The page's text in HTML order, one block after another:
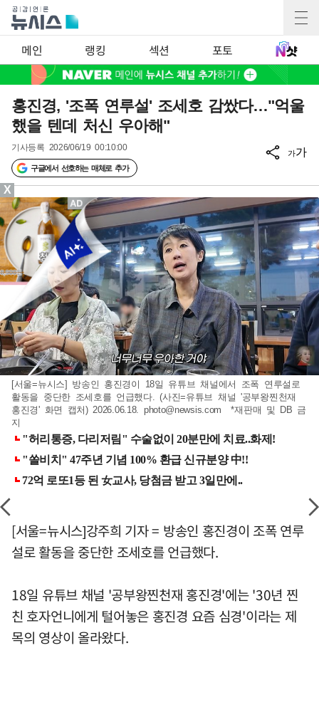
메인 랭킹 섹션 포토
홍진경, '조폭 연루설' 조세호 감쌌다…"억울
했을 텐데 처신 우아해"
기사등록 2026/06/19 00:10:00
구글에서 선호하는 매체로 추가
가가
[서울=뉴시스] 방송인 홍진경이 18일 유튜브 채널에서 조폭 연루설로
활동을 중단한 조세호를 언급했다. (사진=유튜브 채널 '공부왕찐천재
홍진경' 화면 캡처) 2026.06.18. photo@newsis.com *재판매 및 DB 금
지
[서울=뉴시스]강주희 기자 = 방송인 홍진경이 조폭 연루
설로 활동을 중단한 조세호를 언급했다.
18일 유튜브 채널 '공부왕찐천재 홍진경'에는 '30년 찐
친 호자언니에게 털어놓은 홍진경 요즘 심경'이라는 제
목의 영상이 올라왔다.
X